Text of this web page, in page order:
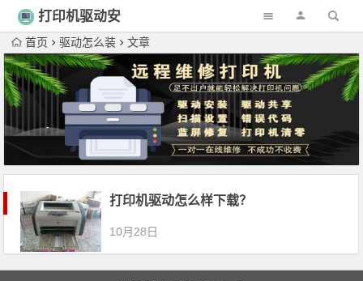
打印机驱动安
装首页 驱动怎么装 文章
打印机驱动怎么样下载？
10月28日